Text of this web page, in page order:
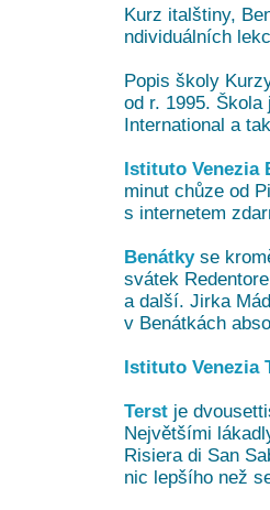
Kurz italštiny,
ndividuálních
Popis školy
od r. 1995.
International a
Istituto Venezia
minut chůze od
s internetem
Benátkyse
svátek
a další. Jirka
v Benátkách
Istituto Venezia
Terstje
Největšími
Risiera di San
nic lepšího než